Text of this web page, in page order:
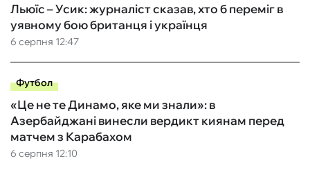
6 серпня 12:47
Льюїс – Усик: журналіст сказав, хто б переміг в
уявному бою британця і українця
Футбол
6 серпня 12:10
«Це не те Динамо, яке ми знали»: в
Азербайджані винесли вердикт киянам перед
матчем з Карабахом